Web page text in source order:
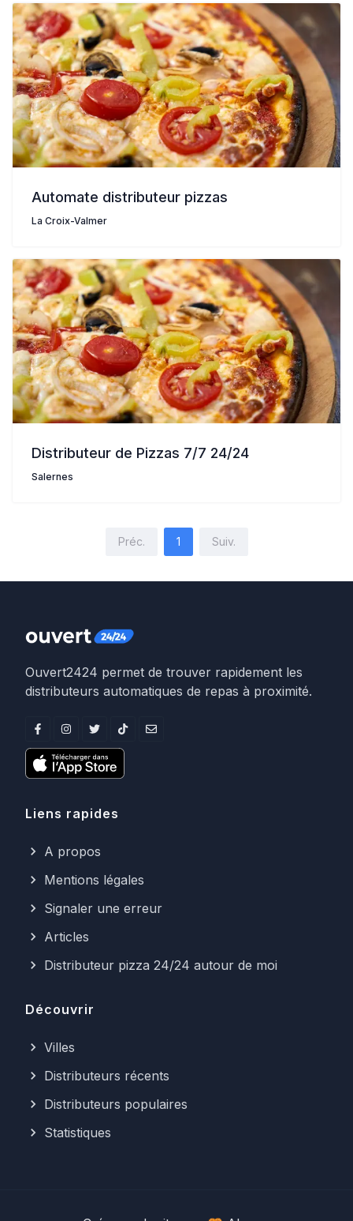
Automate distributeur pizzas
La Croix-Valmer
Distributeur de Pizzas 7/7 24/24
Salernes
Préc. 1 Suiv.
Ouvert2424 permet de trouver rapidement les
distributeurs automatiques de repas à proximité.
Liens rapides
A propos
Mentions légales
Signaler une erreur
Articles
Distributeur pizza 24/24 autour de moi
Découvrir
Villes
Distributeurs récents
Distributeurs populaires
Statistiques